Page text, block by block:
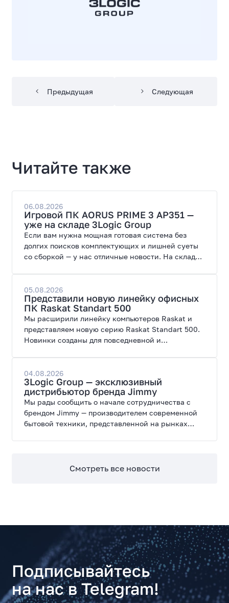
Предыдущая Следующая
Читайте также
06.08.2026
Игровой ПК AORUS PRIME 3 AP351 —
уже на складе 3Logic Group
Если вам нужна мощная готовая система без
долгих поисков комплектующих и лишней суеты
со сборкой — у нас отличные новости. На склад
современных игр и работы с нейросетями.
05.08.2026
Представили новую линейку офисных
ПК Raskat Standart 500
Мы расширили линейку компьютеров Raskat и
представляем новую серию Raskat Standart 500.
Новинки созданы для повседневной и
широкие возможности модернизации.
04.08.2026
3Logic Group — эксклюзивный
дистрибьютор бренда Jimmy
Мы рады сообщить о начале сотрудничества с
брендом Jimmy — производителем современной
бытовой техники, представленной на рынках
Смотреть все новости
Подписывайтесь
на нас в Telegram!